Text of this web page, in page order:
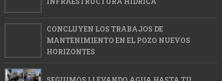
CONCLUYEN LOS TRABAJOS DE
MANTENIMIENTO EN EL POZO NUEVOS
HORIZONTES